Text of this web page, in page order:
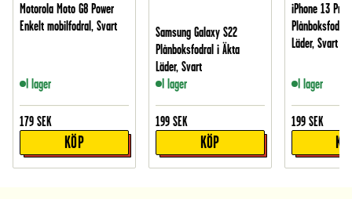
Motorola Moto G8 Power
Enkelt mobilfodral, Svart
I lager
179 SEK
KÖP
Samsung Galaxy S22
Plånboksfodral i Äkta
Läder, Svart
I lager
199 SEK
KÖP
iPhone 13 Pro
Läder, Svart
I lager
199 SEK